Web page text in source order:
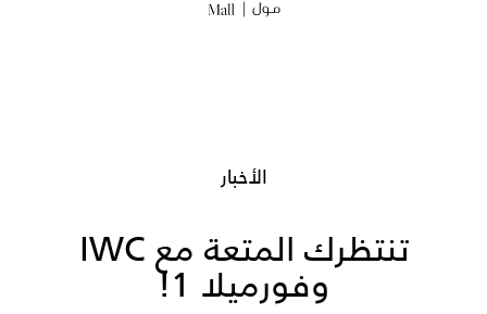
الأخبار
تنتظرك المتعة مع IWC
وفورميلا 1!